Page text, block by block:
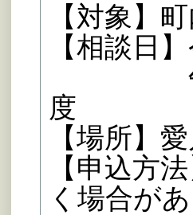
【対象】
【相談日
午後1
度
【場所】
【申込方
く場合が